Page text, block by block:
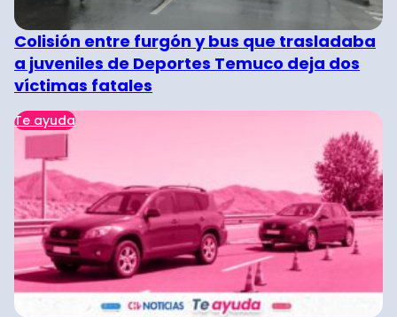
Colisión entre furgón y bus que trasladaba
a juveniles de Deportes Temuco deja dos
víctimas fatales
Te ayuda